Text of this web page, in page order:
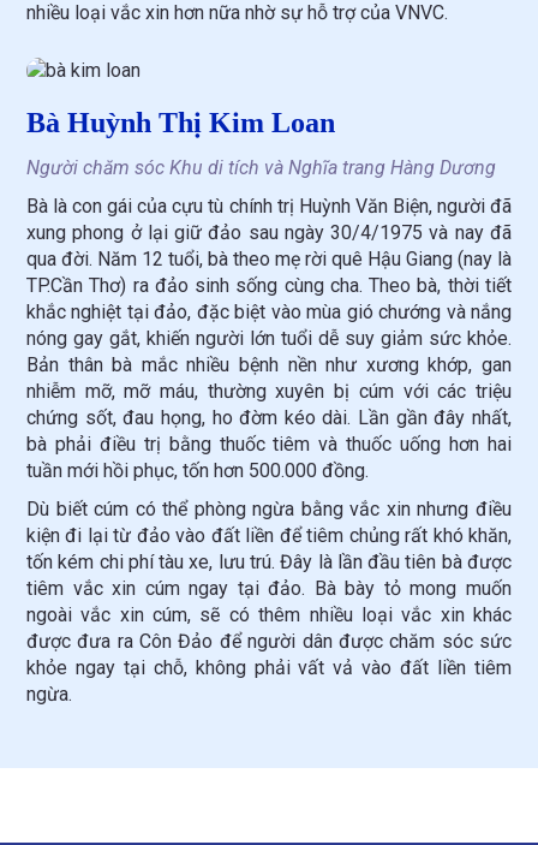
nhiều loại vắc xin hơn nữa nhờ sự hỗ trợ của VNVC.
Bà Huỳnh Thị Kim Loan
Người chăm sóc Khu di tích và Nghĩa trang Hàng Dương
Bà là con gái của cựu tù chính trị Huỳnh Văn Biện, người đã
xung phong ở lại giữ đảo sau ngày 30/4/1975 và nay đã
qua đời. Năm 12 tuổi, bà theo mẹ rời quê Hậu Giang (nay là
TP.Cần Thơ) ra đảo sinh sống cùng cha. Theo bà, thời tiết
khắc nghiệt tại đảo, đặc biệt vào mùa gió chướng và nắng
nóng gay gắt, khiến người lớn tuổi dễ suy giảm sức khỏe.
Bản thân bà mắc nhiều bệnh nền như xương khớp, gan
nhiễm mỡ, mỡ máu, thường xuyên bị cúm với các triệu
chứng sốt, đau họng, ho đờm kéo dài. Lần gần đây nhất,
bà phải điều trị bằng thuốc tiêm và thuốc uống hơn hai
tuần mới hồi phục, tốn hơn 500.000 đồng.
Dù biết cúm có thể phòng ngừa bằng vắc xin nhưng điều
kiện đi lại từ đảo vào đất liền để tiêm chủng rất khó khăn,
tốn kém chi phí tàu xe, lưu trú. Đây là lần đầu tiên bà được
tiêm vắc xin cúm ngay tại đảo. Bà bày tỏ mong muốn
ngoài vắc xin cúm, sẽ có thêm nhiều loại vắc xin khác
được đưa ra Côn Đảo để người dân được chăm sóc sức
khỏe ngay tại chỗ, không phải vất vả vào đất liền tiêm
ngừa.